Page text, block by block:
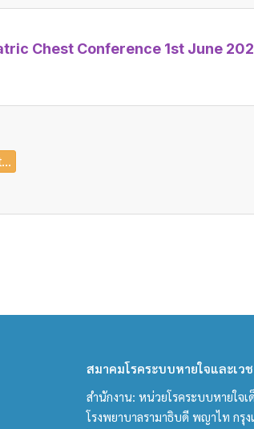
Chest Conference 1st June
สมาคมโรคระบบหายใจและเ
สำนักงาน: หน่วยโรคระบบหายใจ
โรงพยาบาลรามาธิบดี พญาไท กรุ